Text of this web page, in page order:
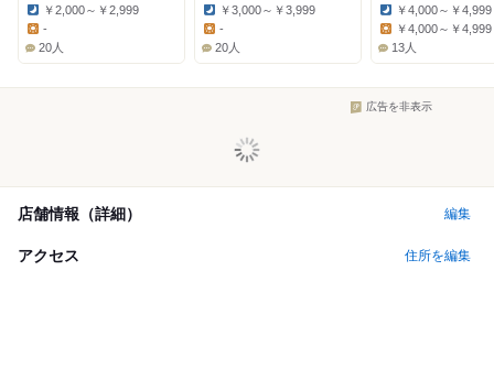
Dinner:
￥2,000～￥2,999
Lunch:
-
20人
Dinner:
￥3,000～￥3,999
Lunch:
-
20人
Dinner:
￥4,000～￥4,999
Lunch:
￥4,000～￥4,999
13人
広告を非表示
店舗情報（詳細） 編集
アクセス 住所を編集